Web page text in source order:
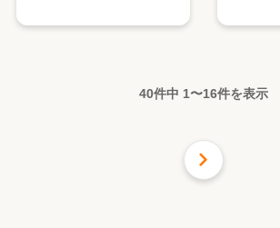
40件中 1〜16件を表示